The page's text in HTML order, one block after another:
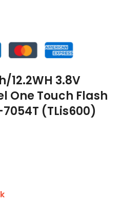
12.2WH 3.8V
One Touch Flash
(TLis600)